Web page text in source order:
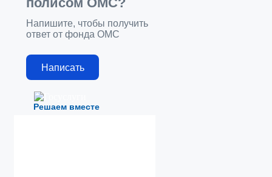
Решаем вместе
Напишите, чтобы получить
ответ от фонда ОМС
Написать